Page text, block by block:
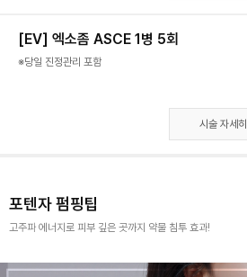
[EV] 엑소좀 ASCE 1병 5회
※당일 진정관리 포함
시술 자세히
포텐자 펌핑팁
고주파 에너지로 피부 깊은 곳까지 약물 침투 효과!